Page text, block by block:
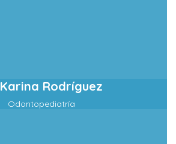
Rodríguez
Odontopediatría